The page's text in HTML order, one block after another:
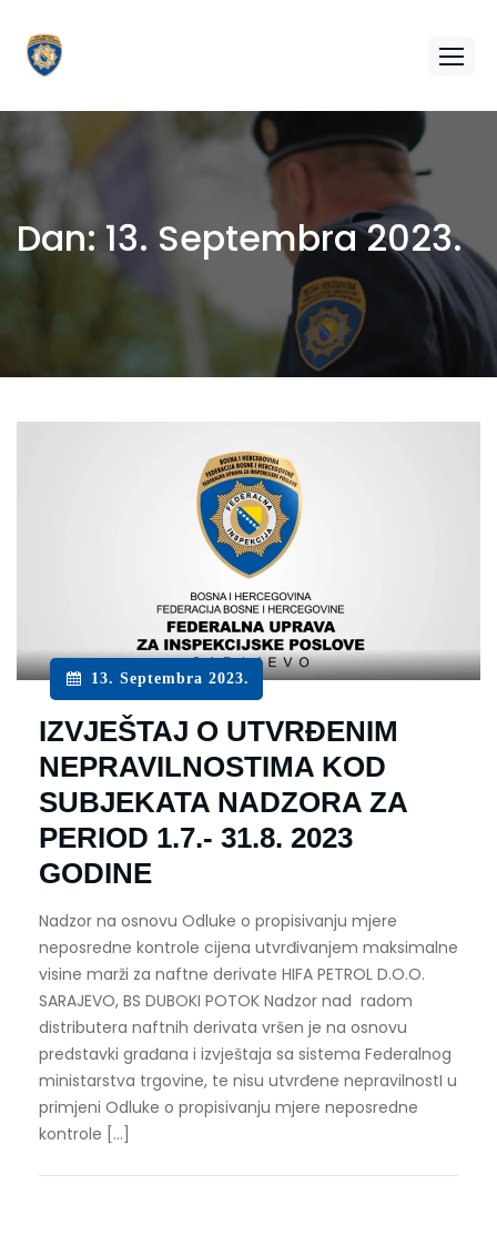
Dan:13. Septembra 2023.
13. Septembra 2023.
IZVJEŠTAJ O UTVRĐENIM
NEPRAVILNOSTIMA KOD
SUBJEKATA NADZORA ZA
PERIOD 1.7.- 31.8. 2023
GODINE
Nadzor na osnovu Odluke o propisivanju mjere
neposredne kontrole cijena utvrđivanjem maksimalne
visine marži za naftne derivate HIFA PETROL D.O.O.
SARAJEVO, BS DUBOKI POTOK Nadzor nad radom
distributera naftnih derivata vršen je na osnovu
predstavki građana i izvještaja sa sistema Federalnog
ministarstva trgovine, te nisu utvrđene nepravilnostI u
primjeni Odluke o propisivanju mjere neposredne
kontrole […]